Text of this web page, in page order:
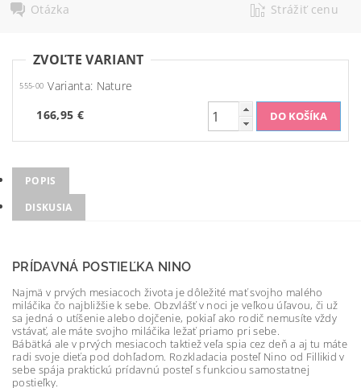
Otázka
Strážiť cenu
ZVOĽTE VARIANT
555-00 Varianta: Nature
166,95 €
POPIS
DISKUSIA
PRÍDAVNÁ POSTIEĽKA NINO
Najmä v prvých mesiacoch života je dôležité mať svojho malého
miláčika čo najbližšie k sebe. Obzvlášť v noci je veľkou úľavou, či už
sa jedná o utíšenie alebo dojčenie, pokiaľ ako rodič nemusíte vždy
vstávať, ale máte svojho miláčika ležať priamo pri sebe.
Bábätká ale v prvých mesiacoch taktiež veľa spia cez deň a aj tu máte
radi svoje dieťa pod dohľadom. Rozkladacia posteľ Nino od Fillikid v
sebe spája praktickú prídavnú posteľ s funkciou samostatnej
postieľky.